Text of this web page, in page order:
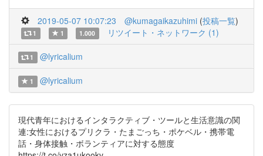
2019-05-07 10:07:23 @kumagaikazuhimi (投稿一覧)
1 1 1.000 リツイート・ネットワーク (1)
1 @lyricalium
1 @lyricalium
現代青年におけるインタラクティブ・ツールと生活意識の関
連:女性におけるプリクラ・たまごっち・ポケベル・携帯電
話・身体接触・ボランティアに対する態度